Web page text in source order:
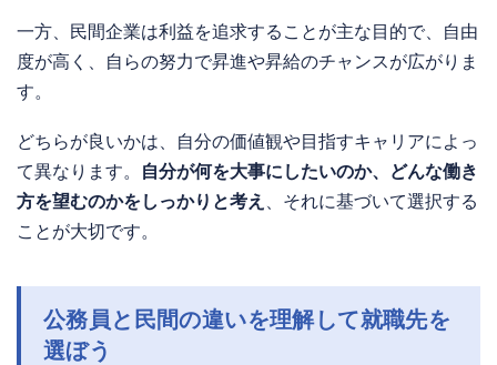
一方、民間企業は利益を追求することが主な目的で、自由
度が高く、自らの努力で昇進や昇給のチャンスが広がりま
す。
どちらが良いかは、自分の価値観や目指すキャリアによっ
て異なります。
自分が何を大事にしたいのか、どんな働き
方を望むのかをしっかりと考え
、それに基づいて選択する
ことが大切です。
公務員と民間の違いを理解して就職先を
選ぼう